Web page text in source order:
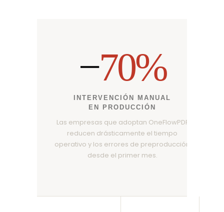
−70%
INTERVENCIÓN MANUAL
EN PRODUCCIÓN
Las empresas que adoptan OneFlowPDF
reducen drásticamente el tiempo
operativo y los errores de preproducción
desde el primer mes.